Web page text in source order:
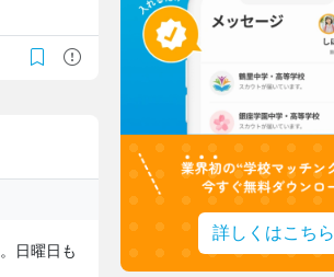
日曜日も
詳しくはこちら